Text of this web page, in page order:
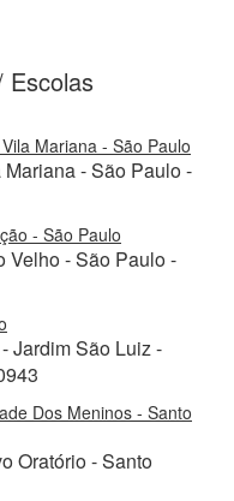
Escolas
Mariana - São Paulo
- São Paulo -
- São Paulo
Velho - São Paulo -
Jardim São Luiz -
Dos Meninos - Santo
Oratório - Santo